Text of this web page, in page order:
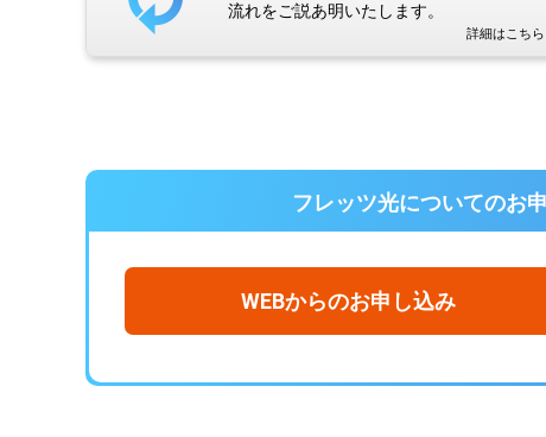
流れをご説あ明いたします。
詳細はこちら
フレッツ光についてのお
WEBからのお申し込み